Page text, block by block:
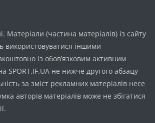
Матеріали (частина матеріалів) із сайту
використовуватися іншими
із обов’язковим активним
SPORT.IF.UA не нижче другого абзацу
за зміст рекламних матеріалів несе
авторів матеріалів може не збігатися